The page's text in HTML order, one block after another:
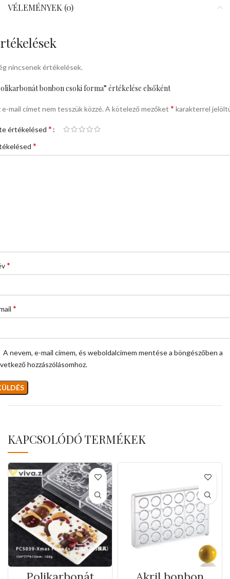
VÉLEMÉNYEK (0)
nincsenek értékelések.
bonbon csoki forma” értékelése elsőként
e-mail címet nem tesszük közzé. A kötelező mezőket * karakterrel
értékelésed *
*
*
*
A nevem, e-mail címem, és weboldalcímem mentése a böngészőben a
hozzászólásomhoz.
KAPCSOLÓDÓ TERMÉKEK